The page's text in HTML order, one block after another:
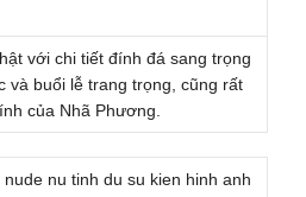
với chi tiết đính đá sang trọng
và buổi lễ trang trọng, cũng rất
của Nhã Phương.